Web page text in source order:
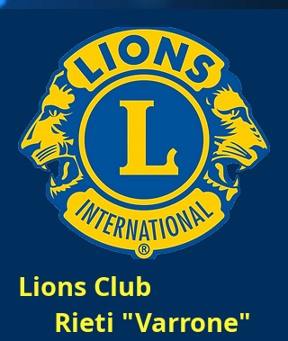
Lions Club
Rieti "Varrone"